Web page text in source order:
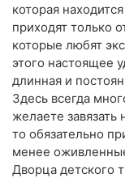
которая
приходят только
которые любят
этого настоящее
длинная и
Здесь всегда
желаете завязать
то обязательно
менее
Дворца детского